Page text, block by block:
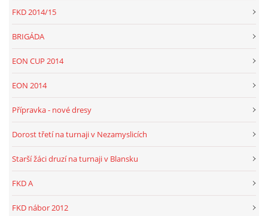
FKD 2014/15
BRIGÁDA
EON CUP 2014
EON 2014
Přípravka - nové dresy
Dorost třetí na turnaji v Nezamyslicích
Starší žáci druzí na turnaji v Blansku
FKD A
FKD nábor 2012